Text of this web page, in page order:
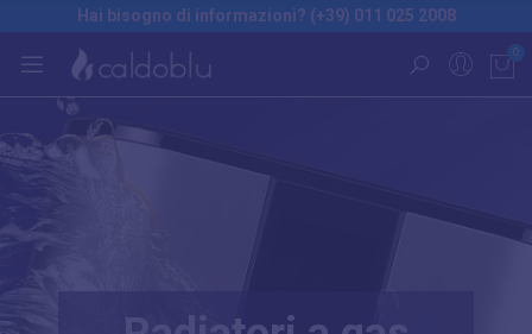
Hai bisogno di informazioni? (+39) 011 025 2008
0